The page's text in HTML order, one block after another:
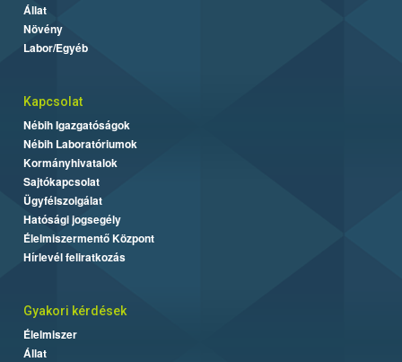
Állat
Növény
Labor/Egyéb
Kapcsolat
Nébih Igazgatóságok
Nébih Laboratóriumok
Kormányhivatalok
Sajtókapcsolat
Ügyfélszolgálat
Hatósági jogsegély
Élelmiszermentő Központ
Hírlevél feliratkozás
Gyakori kérdések
Élelmiszer
Állat